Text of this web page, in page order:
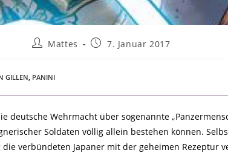
Mattes 7. Januar 2017
GILLEN PANINI
Wehrmacht über sogenannte
Soldaten völlig allein bestehen können.
verbündeten Japaner mit der geheimen Rezeptur